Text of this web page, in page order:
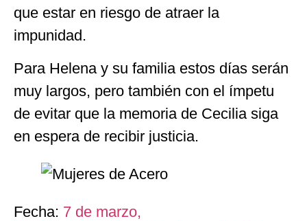
que estar en riesgo de atraer la
impunidad.
Para Helena y su familia estos días serán
muy largos, pero también con el ímpetu
de evitar que la memoria de Cecilia siga
en espera de recibir justicia.
Fecha: 7 de marzo,